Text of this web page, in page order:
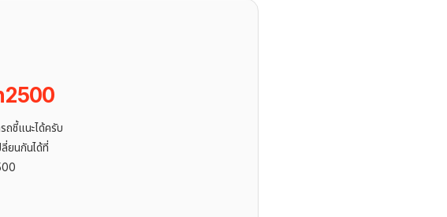
ถชี้แนะได้ครับ
ยนกันได้ที่